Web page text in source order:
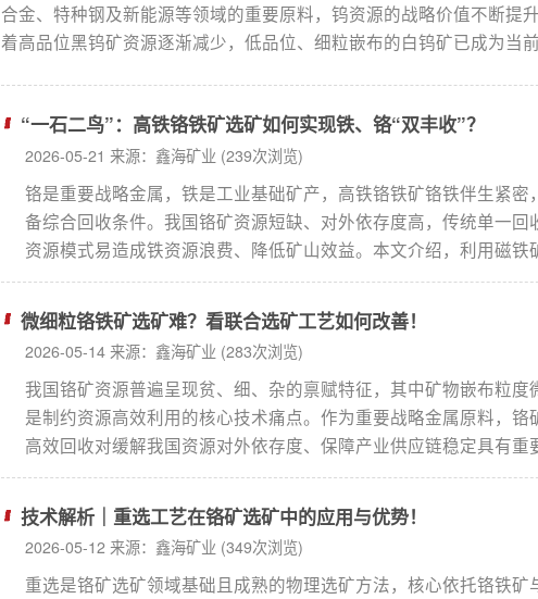
合金、特种钢及新能源等领域的重要原料，钨资源的战略价值不断提
着高品位黑钨矿资源逐渐减少，低品位、细粒嵌布的白钨矿已成为当
点。本文将从矿石特性出发，对白钨矿重选、浮选、磁选及联合选矿工
行系统梳理。
“一石二鸟”：高铁铬铁矿选矿如何实现铁、铬“双丰收”？
2026-05-21 来源：鑫海矿业 (239次浏览)
铬是重要战略金属，铁是工业基础矿产，高铁铬铁矿铬铁伴生紧密
备综合回收条件。我国铬矿资源短缺、对外依存度高，传统单一回
资源模式易造成铁资源浪费、降低矿山效益。本文介绍，利用磁铁
铬铁矿的磁性差异，采用“弱磁-强磁联合流程”可实现铁、铬协同回
通过分步分选分别获得合格铁精矿与铬精矿，具有较好的经济效益
业推广意义。鑫海凭借丰富经验与较强的技术实力，可定制专属铬
矿方案，助力矿山破解回收难题，提升资源利用效率。...
微细粒铬铁矿选矿难？看联合选矿工艺如何改善！
2026-05-14 来源：鑫海矿业 (283次浏览)
我国铬矿资源普遍呈现贫、细、杂的禀赋特征，其中矿物嵌布粒度
是制约资源高效利用的核心技术痛点。作为重要战略金属原料，铬
高效回收对缓解我国资源对外依存度、保障产业供应链稳定具有重
义，而30微米以下微细粒铬铁矿的回收，是当前技术攻坚的主要方
向。...
技术解析｜重选工艺在铬矿选矿中的应用与优势！
2026-05-12 来源：鑫海矿业 (349次浏览)
重选是铬矿选矿领域基础且成熟的物理选矿方法，核心依托铬铁矿